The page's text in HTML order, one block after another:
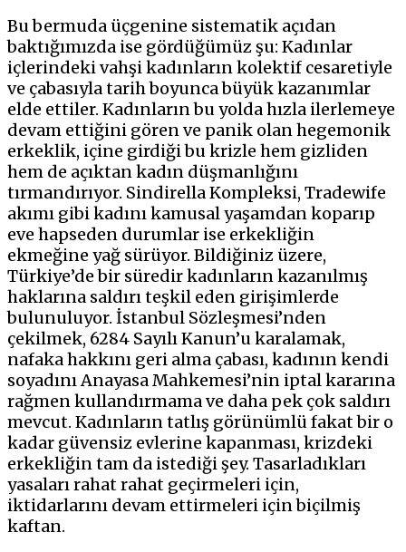
Bu bermuda üçgenine sistematik açıdan
baktığımızda ise gördüğümüz şu: Kadınlar
içlerindeki vahşi kadınların kolektif cesaretiyle
ve çabasıyla tarih boyunca büyük kazanımlar
elde ettiler. Kadınların bu yolda hızla ilerlemeye
devam ettiğini gören ve panik olan hegemonik
erkeklik, içine girdiği bu krizle hem gizliden
hem de açıktan kadın düşmanlığını
tırmandırıyor. Sindirella Kompleksi, Tradewife
akımı gibi kadını kamusal yaşamdan koparıp
eve hapseden durumlar ise erkekliğin
ekmeğine yağ sürüyor. Bildiğiniz üzere,
Türkiye’de bir süredir kadınların kazanılmış
haklarına saldırı teşkil eden girişimlerde
bulunuluyor. İstanbul Sözleşmesi’nden
çekilmek, 6284 Sayılı Kanun’u karalamak,
nafaka hakkını geri alma çabası, kadının kendi
soyadını Anayasa Mahkemesi’nin iptal kararına
rağmen kullandırmama ve daha pek çok saldırı
mevcut. Kadınların tatlış görünümlü fakat bir o
kadar güvensiz evlerine kapanması, krizdeki
erkekliğin tam da istediği şey. Tasarladıkları
yasaları rahat rahat geçirmeleri için,
iktidarlarını devam ettirmeleri için biçilmiş
kaftan.